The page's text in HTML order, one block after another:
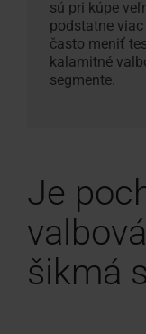
sú pri kúpe
podstatne viac
často meniť
kalamitné
segmente.
Je
šikmá